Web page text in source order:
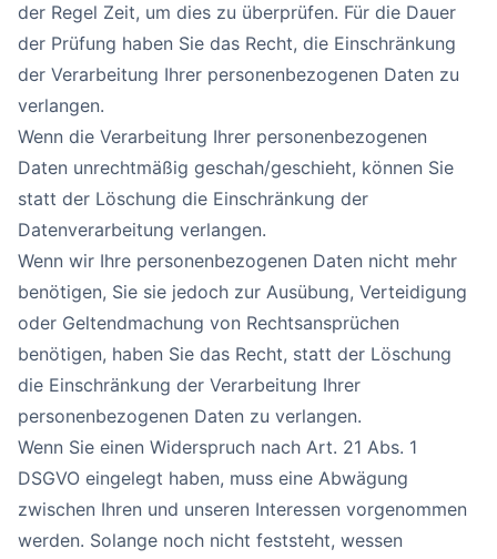
der Regel Zeit, um dies zu überprüfen. Für die Dauer
der Prüfung haben Sie das Recht, die Einschränkung
der Verarbeitung Ihrer personenbezogenen Daten zu
verlangen.
Wenn die Verarbeitung Ihrer personenbezogenen
Daten unrechtmäßig geschah/geschieht, können Sie
statt der Löschung die Einschränkung der
Datenverarbeitung verlangen.
Wenn wir Ihre personenbezogenen Daten nicht mehr
benötigen, Sie sie jedoch zur Ausübung, Verteidigung
oder Geltendmachung von Rechtsansprüchen
benötigen, haben Sie das Recht, statt der Löschung
die Einschränkung der Verarbeitung Ihrer
personenbezogenen Daten zu verlangen.
Wenn Sie einen Widerspruch nach Art. 21 Abs. 1
DSGVO eingelegt haben, muss eine Abwägung
zwischen Ihren und unseren Interessen vorgenommen
werden. Solange noch nicht feststeht, wessen